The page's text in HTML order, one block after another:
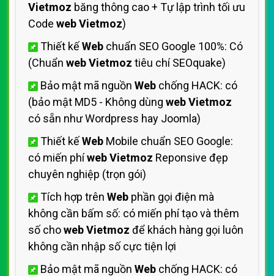
Vietmoz băng thông cao + Tự lập trình tối ưu
Code web Vietmoz)
Thiết kếWeb chuẩn SEO Google 100%: Có
(Chuẩn web Vietmoz tiêu chí SEOquake)
Bảo mật mã nguồn Web chống HACK: có
(bảo mật MD5 - Không dùng web Vietmoz
có sẵn như Wordpress hay Joomla)
Thiết kếWeb Mobile chuẩn SEO Google:
có miến phíweb Vietmoz Reponsive đẹp
chuyên nghiệp (trọn gói)
Tích hợp trên Web phần gọi điện mà
không cần bấm số: có miến phí tạo và thêm
số choweb Vietmoz để khách hàng gọi luôn
không cần nhập số cực tiện lợi
Bảo mật mã nguồn Web chống HACK: có